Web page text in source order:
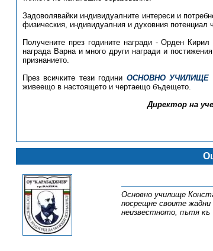
Задоволявайки индивидуалните интереси и
физическия, индивидуалния и духовния
Получените през годините награди - Орден
награда Варна и много други награди и
признанието.
През всичките тези години ОСНОВНО УЧИЛИЩЕ
живеещо в настоящето и чертаещо бъдещето.
Директор на
Основно училище
посрещне своите
неизвестното, пътя къ